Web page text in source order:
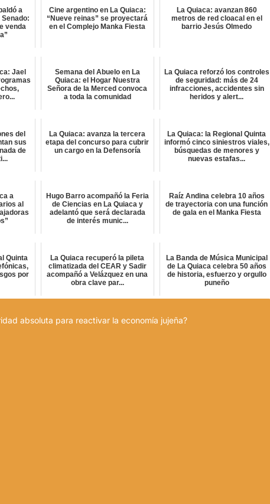
a
Senado:
venda
Cine argentino en La Quiaca:
“Nueve reinas” se proyectará
en el Complejo Manka Fiesta
La Quiaca: avanzan 860
metros de red cloacal en el
barrio Jesús Olmedo
Jael
Semana del Abuelo en La
Quiaca: el Hogar Nuestra
Señora de la Merced convoca
a toda la comunidad
La Quiaca reforzó los controles
de seguridad: más de 24
infracciones, accidentes sin
heridos y alert...
del
sus
de
La Quiaca: avanza la tercera
etapa del concurso para cubrir
un cargo en la Defensoría
La Quiaca: la Regional Quinta
informó cinco siniestros viales,
búsquedas de menores y
nuevas estafas...
a
al
Hugo Barro acompañó la Feria
de Ciencias en La Quiaca y
adelantó que será declarada
de interés munic...
Raíz Andina celebra 10 años
de trayectoria con una función
de gala en el Manka Fiesta
Quinta
por
La Quiaca recuperó la pileta
climatizada del CEAR y Sadir
acompañó a Velázquez en una
obra clave par...
La Banda de Música Municipal
de La Quiaca celebra 50 años
de historia, esfuerzo y orgullo
puneño
absoluta para reactivar la economía jujeña?